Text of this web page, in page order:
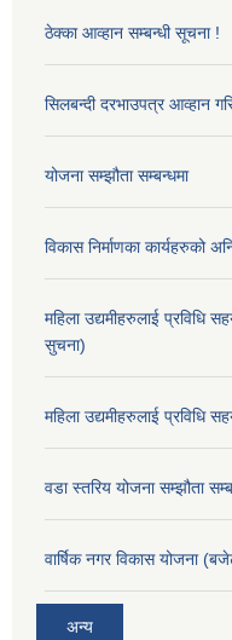
ठेक्का आव्हान सम्बन्धी सूचना !
सिलबन्दी दरभाउपत्र आव्हान
योजना सम्झौता सम्बन्धमा
विकास निर्माणका कार्यहरुको
महिला उद्यमीहरुलाई प्रविधि
सुचना)
महिला उद्यमीहरुलाई प्रविधि
वडा स्तरिय योजना सम्झौता
वार्षिक नगर विकास योजना
अन्य